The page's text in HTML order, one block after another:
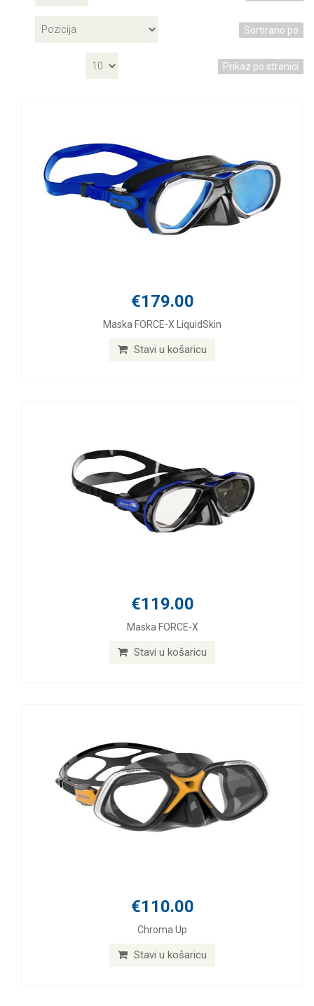
Sortirano po
Prikaz po stranici
€179.00
Maska FORCE-X LiquidSkin
Stavi u košaricu
€119.00
Maska FORCE-X
Stavi u košaricu
€110.00
Chroma Up
Stavi u košaricu